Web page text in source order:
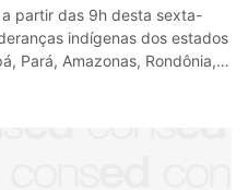
partir das 9h desta sexta-
indígenas dos estados
Pará, Amazonas, Rondônia,